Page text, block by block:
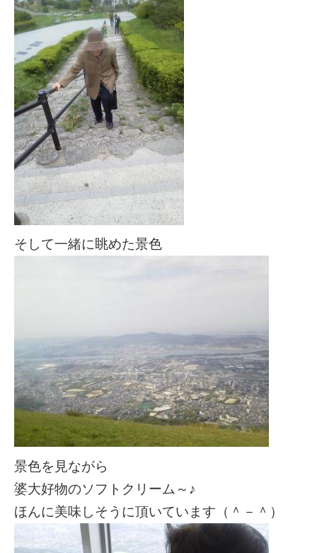
そして一緒に眺めた景色
景色を見ながら
婆大好物のソフトクリーム～♪
ほんに美味しそうに頂いています（＾－＾）